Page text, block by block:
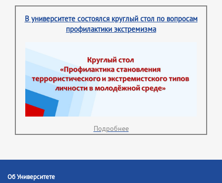
В университете состоялся круглый стол по вопросам
профилактики экстремизма
Подробнее
Об Университете